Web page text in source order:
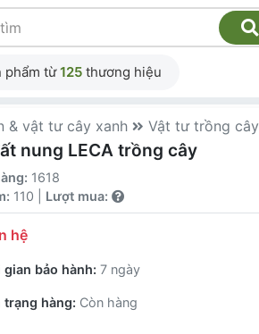
phẩm từ125 thương hiệu
& vật tư cây xanh Vật tư trồng cây
nung LECA trồng cây
1618
110 | Lượt mua:
hệ
gian bảo hành:7 ngày
trạng hàng: Còn hàng